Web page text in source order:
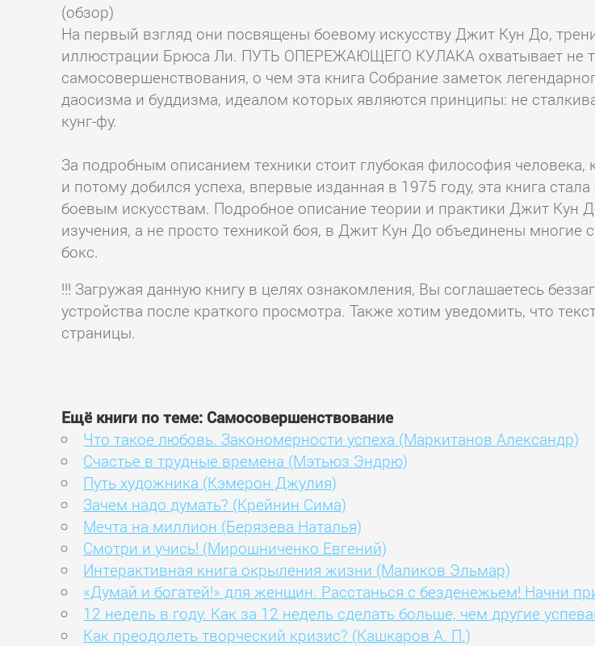
(обзор)
На первый взгляд они посвящены боевому искусству Джит Кун До,
иллюстрации Брюса Ли. ПУТЬ ОПЕРЕЖАЮЩЕГО КУЛАКА охватывает не
самосовершенствования, о чем эта книга Собрание заметок
даосизма и буддизма, идеалом которых являются принципы: не
кунг-фу.
За подробным описанием техники стоит глубокая философия
и потому добился успеха, впервые изданная в 1975 году, эта книга
боевым искусствам. Подробное описание теории и практики Джит Кун
изучения, а не просто техникой боя, в Джит Кун До объединены многие
бокс.
!!! Загружая данную книгу в целях ознакомления, Вы соглашаетесь
устройства после краткого просмотра. Также хотим уведомить, что
страницы.
Ещё книги по теме: Самосовершенствование
Что такое любовь. Закономерности успеха (Маркитанов Александр)
Счастье в трудные времена (Мэтьюз Эндрю)
Путь художника (Кэмерон Джулия)
Зачем надо думать? (Крейнин Сима)
Мечта на миллион (Берязева Наталья)
Смотри и учись! (Мирошниченко Евгений)
Интерактивная книга окрыления жизни (Маликов Эльмар)
«Думай и богатей!» для женщин. Расстанься с безденежьем! Начни
12 недель в году. Как за 12 недель сделать больше, чем другие
Как преодолеть творческий кризис? (Кашкаров А. П.)